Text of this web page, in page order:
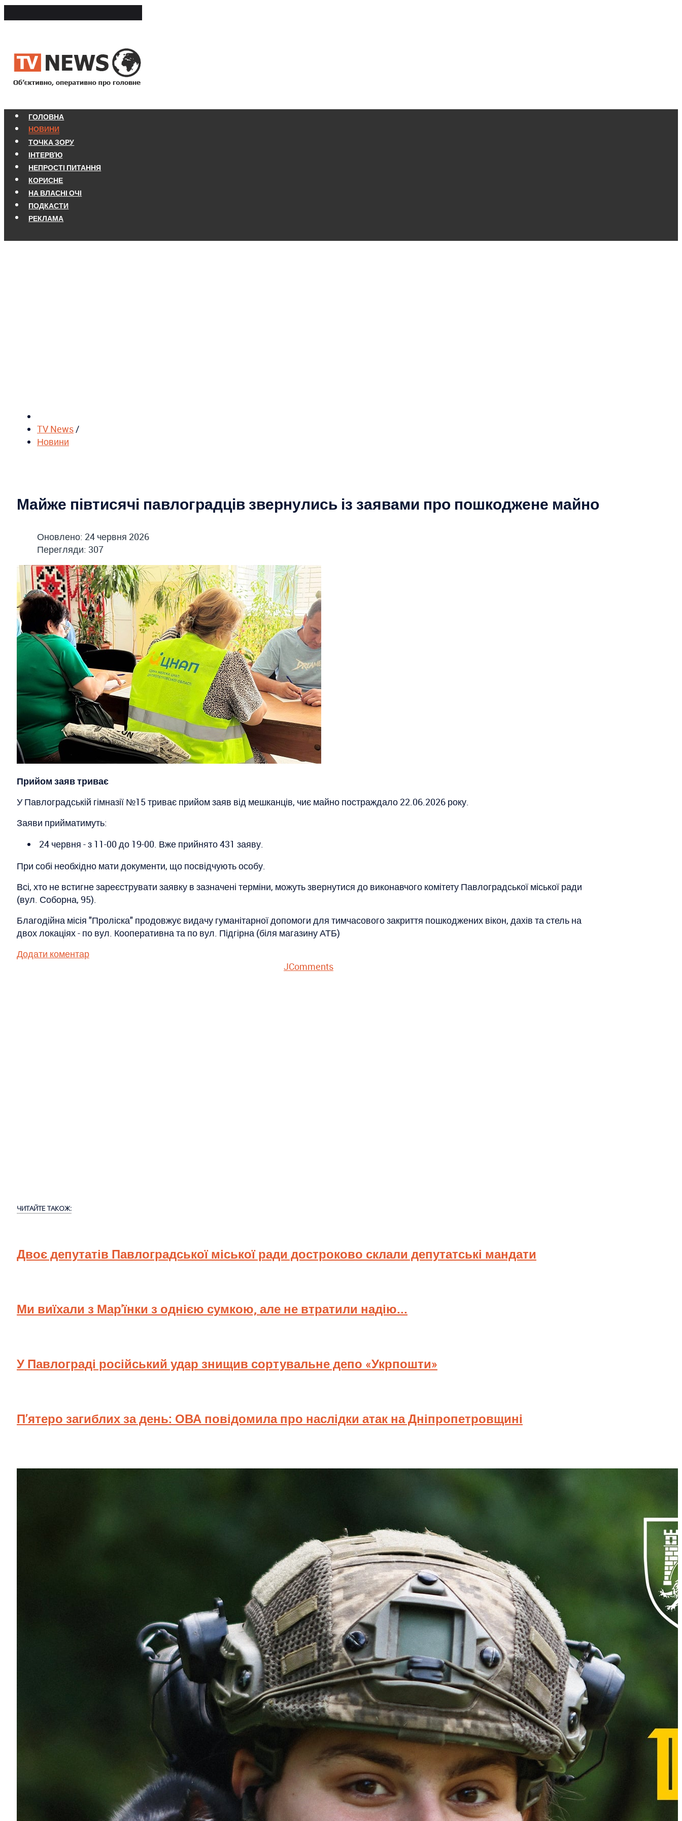
ГОЛОВНА
НОВИНИ
ТОЧКА ЗОРУ
ІНТЕРВ'Ю
НЕПРОСТІ ПИТАННЯ
КОРИСНЕ
НА ВЛАСНІ ОЧІ
ПОДКАСТИ
РЕКЛАМА
TV News /
Новини
Майже півтисячі павлоградців звернулись із заявами про пошкоджене майно
Оновлено: 24 червня 2026
Перегляди: 307
Прийом заяв триває
У Павлоградській гімназії №15 триває прийом заяв від мешканців, чиє майно постраждало 22.06.2026 року.
Заяви прийматимуть:
24 червня - з 11-00 до 19-00. Вже прийнято 431 заяву.
При собі необхідно мати документи, що посвідчують особу.
Всі, хто не встигне зареєструвати заявку в зазначені терміни, можуть звернутися до виконавчого комітету Павлоградської міської ради
(вул. Соборна, 95).
Благодійна місія "Проліска" продовжує видачу гуманітарної допомоги для тимчасового закриття пошкоджених вікон, дахів та стель на
двох локаціях - по вул. Кооперативна та по вул. Підгірна (біля магазину АТБ)
Додати коментар
JComments
ЧИТАЙТЕ ТАКОЖ:
Двоє депутатів Павлоградської міської ради достроково склали депутатські мандати
Ми виїхали з Мар'їнки з однією сумкою, але не втратили надію...
У Павлограді російський удар знищив сортувальне депо «Укрпошти»
П’ятеро загиблих за день: ОВА повідомила про наслідки атак на Дніпропетровщині